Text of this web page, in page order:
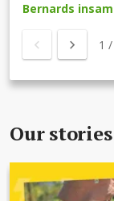
Bernards
1 /
Our stories